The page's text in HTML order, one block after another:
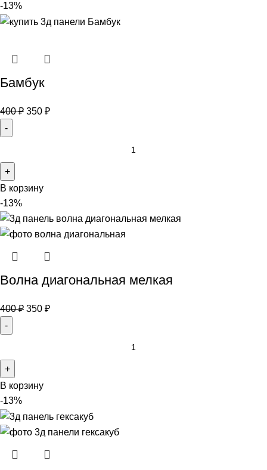
-13%
Бамбук
400₽ 350 ₽
В корзину
-13%
Волна диагональная мелкая
400₽ 350 ₽
В корзину
-13%